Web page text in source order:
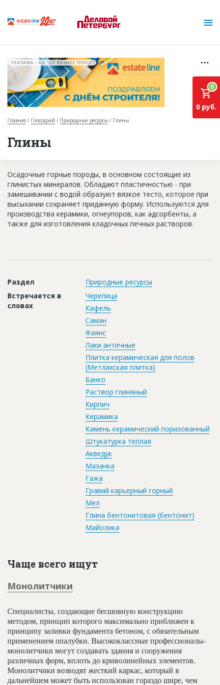
О проекте
База строящихся объектов
Инвестпроекты
Глоссарий
Новости
Правила работы
Контакты
РЕКЛАМА • АО "ДП БИЗНЕС ПРЕСС"
Главная Глоссарий Природные ресурсы Глины
Глины
0
0 руб.
Осадочные горные породы, в основном состоящие из
глинистых минералов. Обладают пластичностью - при
замешивании с водой образуют вязкое тесто, которое при
высыхании сохраняет приданную форму. Используются для
производства керамики, огнеупоров, как адсорбенты, а
также для изготовления кладочных печных растворов.
Раздел
Природные ресурсы
Встречается в
словах
Черепица
Кафель
Саман
Фаянс
Лаки античные
Плитка керамическая для полов
(Метлахская плитка)
Банко
Раствор глиняный
Кирпич
Керамика
Камень керамический поризованный
Штукатурка теплая
Акведук
Мазанка
Гажа
Гравий карьерный горный
Мел
Глина бентонитовая (бентонит)
Майолика
Чаще всего ищут
Монолитчики
Специалисты, создающие бесшовную конструкцию
методом, принцип которого максимально приближен к
принципу заливки фундамента бетоном, с обязательным
применением опалубки. Высококлассные профессионалы-
монолитчики могут создавать здания и сооружения
различных форм, вплоть до криволинейных элементов.
Монолитчики возводят жесткий каркас, который в
дальнейшем может быть использован гораздо шире, чем